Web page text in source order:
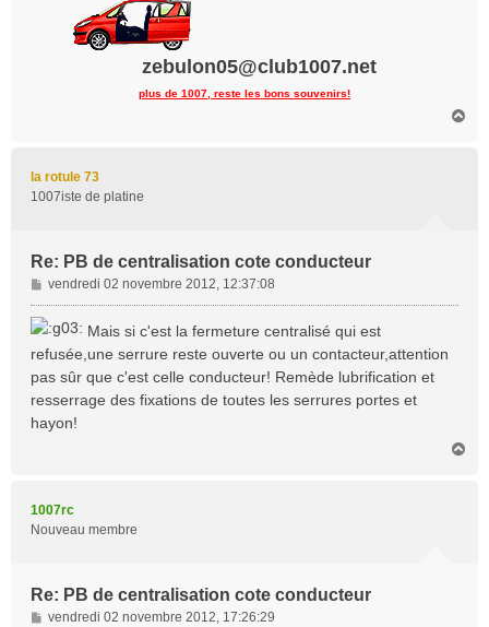
zebulon05@club1007.net
plus de 1007, reste les bons souvenirs!
la rotule 73
1007iste de platine
Re: PB de centralisation cote conducteur
M
e
s
a
g
e
vendredi 02 novembre 2012, 12:37:08
Mais si c'est la fermeture centralisé qui est
refusée,une serrure reste ouverte ou un contacteur,attention
pas sûr que c'est celle conducteur! Remède lubrification et
resserrage des fixations de toutes les serrures portes et
hayon!
1007rc
Nouveau membre
Re: PB de centralisation cote conducteur
M
vendredi 02 novembre 2012, 17:26:29